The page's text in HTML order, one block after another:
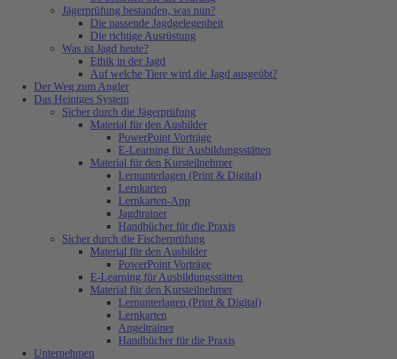
Jägerprüfung bestanden, was nun?
Die passende Jagdgelegenheit
Die richtige Ausrüstung
Was ist Jagd heute?
Ethik in der Jagd
Auf welche Tiere wird die Jagd ausgeübt?
Der Weg zum Angler
Das Heintges System
Sicher durch die Jägerprüfung
Material für den Ausbilder
PowerPoint Vorträge
E-Learning für Ausbildungsstätten
Material für den Kursteilnehmer
Lernunterlagen (Print & Digital)
Lernkarten
Lernkarten-App
Jagdtrainer
Handbücher für die Praxis
Sicher durch die Fischerprüfung
Material für den Ausbilder
PowerPoint Vorträge
E-Learning für Ausbildungsstätten
Material für den Kursteilnehmer
Lernunterlagen (Print & Digital)
Lernkarten
Angeltrainer
Handbücher für die Praxis
Unternehmen